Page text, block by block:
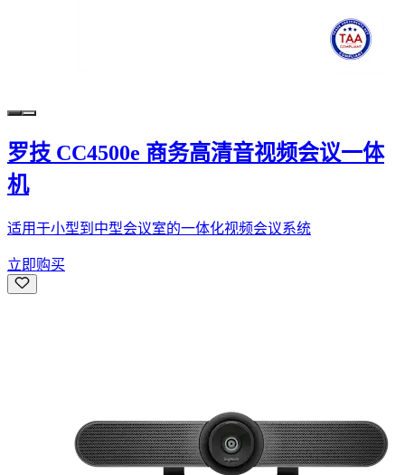
罗技 CC4500e 商务高清音视频会议一体
机
适用于小型到中型会议室的一体化视频会议系统
立即购买